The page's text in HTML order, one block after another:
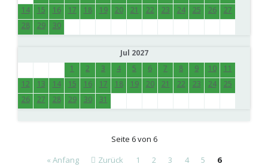
14
15 16 17 18 19 20 21 22 23 24 25 26
27
28
29 30
Jul 2027
1
2 3 4 5 6 7 8 9 10
11
12
13 14 15 16 17 18 19 20 21 22 23 24
25
26
27 28 29 30 31
Seite 6 von 6
« Anfang
Zurück 1 2 3 4 5 6